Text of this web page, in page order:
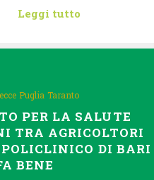
Leggi tutto
Puglia Taranto
PER LA SALUTE
TRA AGRICOLTORI
DI BARI
BENE